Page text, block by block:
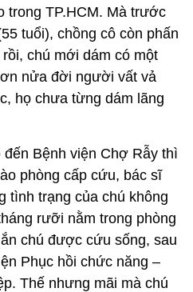
trong TP.HCM. Mà trước
tuổi), chồng cô còn phấn
chú mới dám có một
nửa đời người vất vả
họ chưa từng dám lãng
Bệnh viện Chợ Rẫy thì
phòng cấp cứu, bác sĩ
tình trạng của chú không
rưỡi nằm trong phòng
chú được cứu sống, sau
Phục hồi chức năng –
Thế nhưng mãi mà chú